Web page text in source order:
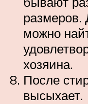
размеров.
можно
хозяина.
После
высыхает.